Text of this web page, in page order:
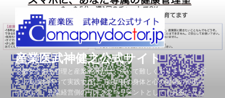
テ
ン
産業医武神健之公式サイト
労働安全衛生管理と産業医活動は、決して難しくありません。 正
しい知識を持って実践すれば、従業員の身体と心の健康の実現だ
けでなく、企業経営側のリスクマネジメントとしてもお役に立ち